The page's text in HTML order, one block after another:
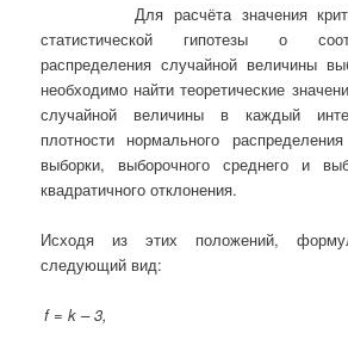
Для расчёта значения
статистической гипотезы о
распределения случайной величины
необходимо найти теоретические
случайной величины в каждый
плотности нормального
выборки, выборочного среднего и
квадратичного отклонения.
Исходя из этих положений,
следующий вид:
f = k – 3,